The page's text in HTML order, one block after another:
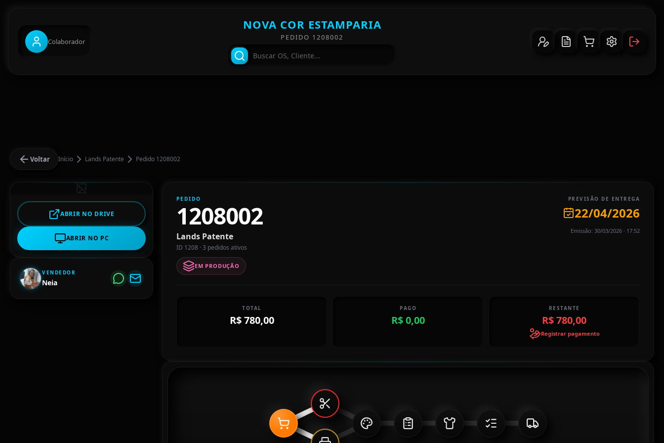
Colaborador
NOVA COR ESTAMPARIA
PEDIDO 1208002
Voltar Início Lands Patente Pedido 1208002
ABRIR NO DRIVE
ABRIR NO PC
VENDEDOR
Neia
PEDIDO
1208002
Lands Patente
ID 1208 · 3 pedidos ativos
EM PRODUÇÃO
PREVISÃO DE ENTREGA
22/04/2026
Emissão: 30/03/2026 · 17:52
TOTAL
R$ 780,00
PAGO
R$ 0,00
RESTANTE
R$ 780,00
Registrar pagamento